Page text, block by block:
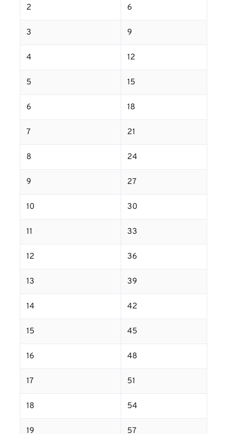
2 6
3 9
4 12
5 15
6 18
7 21
8 24
9 27
10 30
11 33
12 36
13 39
14 42
15 45
16 48
17 51
18 54
19 57